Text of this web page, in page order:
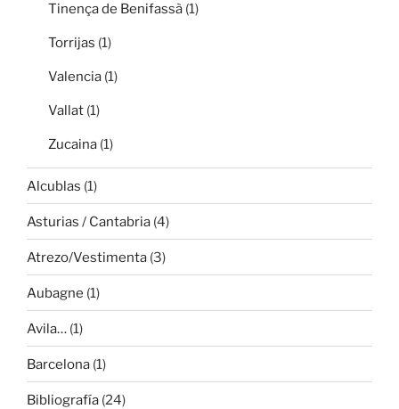
Tinença de Benifassà (1)
Torrijas (1)
Valencia (1)
Vallat (1)
Zucaina (1)
Alcublas (1)
Asturias / Cantabria (4)
Atrezo/Vestimenta (3)
Aubagne (1)
Avila… (1)
Barcelona (1)
Bibliografía (24)